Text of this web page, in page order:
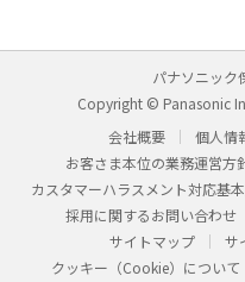
パナソニック
Copyright © Panasonic
会社概要
個人情
お客さま本位の業務運営方
カスタマーハラスメント対応基
採用に関するお問い合わせ
サイトマップ
サ
クッキー（Cookie）について